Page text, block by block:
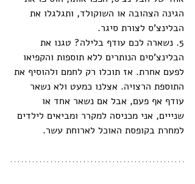
הגינה הצהובה או השוקולד, ותגלגלו את
הבלינצ'ס לצורת סיגר.
5. נשארה לכם עודף בלילה? טגנו את
הבלינצ'סים הנותרים ללא תוספות והקפיאו
לפעם אחרת. אז תוכלו רק לחמם ולהוסיף את
התוספת הרצויה. אצלנו כמעט ולא נשאר
עודף אף פעם, אבל אם נשאר אחד או
שנייים, אני מכניסה למקרר ומביאים לילדים
למחרת בקופסת האוכל לארוחת עשר.